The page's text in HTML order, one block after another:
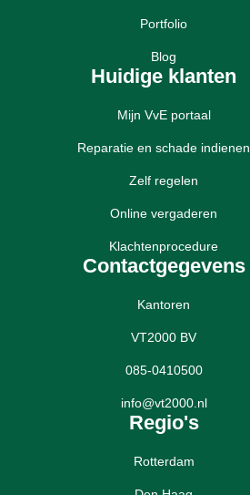
Portfolio
Blog
Huidige klanten
Mijn VvE portaal
Reparatie en schade indienen
Zelf regelen
Online vergaderen
Klachtenprocedure
Contactgegevens
Kantoren
VT2000 BV
085-0410500
info@vt2000.nl
Regio's
Rotterdam